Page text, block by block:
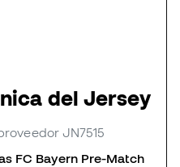
del Jersey
JN7515
FC Bayern Pre-Match